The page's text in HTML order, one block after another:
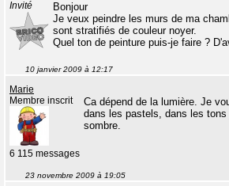
Invité
Bonjour
Je veux peindre les murs de ma
sont stratifiés de couleur noyer.
Quel ton de peinture puis-je faire ?
10 janvier 2009 à 12:17
Marie
Membre inscrit
6 115 messages
Ca dépend de la lumière. Je
dans les pastels, dans les
sombre.
23 novembre 2009 à 19:05